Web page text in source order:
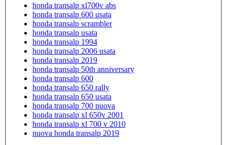
honda transalp xl700v abs
honda transalp 600 usata
honda transalp scrambler
honda transalp usata
honda transalp 1994
honda transalp 2006 usata
honda transalp 2019
honda transalp 50th anniversary
honda transalp 600
honda transalp 650 rally
honda transalp 650 usata
honda transalp 700 nuova
honda transalp xl 650v 2001
honda transalp xl 700 v 2010
nuova honda transalp 2019